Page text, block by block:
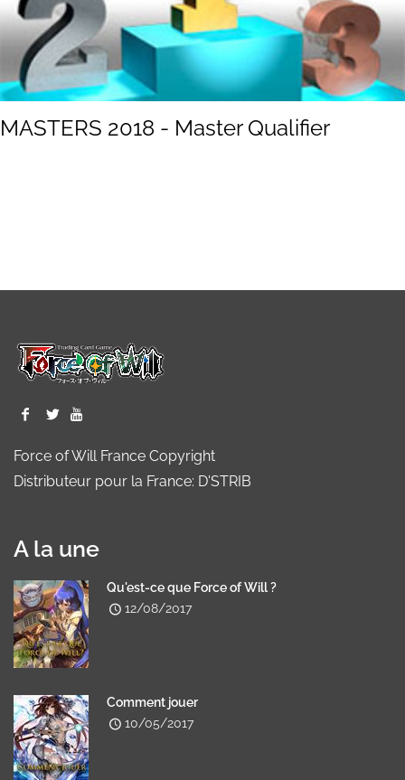
MASTERS 2018 - Master Qualifier
Force of Will France Copyright
Distributeur pour la France: D'STRIB
A la une
Qu'est-ce que Force of Will ?
12/08/2017
Comment jouer
10/05/2017